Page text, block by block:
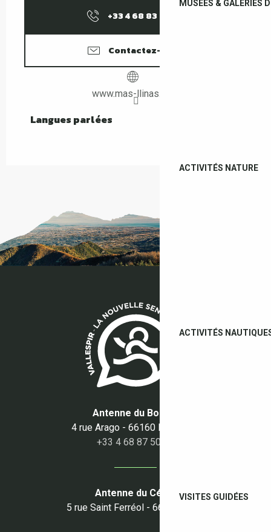
MUSÉES & GALERIES
ACTIVITÉS NATURE
ACTIVITÉS
VISITES GUIDÉES
+33 4 68 83 25
Contactez-nous
www.mas-llinas.com
Langues parlées
Langues parlées
Antenne du Boulou
4 rue Arago - 66160 Le Boulou
+33 4 68 87 50 95
Antenne du Céret
5 rue Saint Ferréol - 66400 Céret